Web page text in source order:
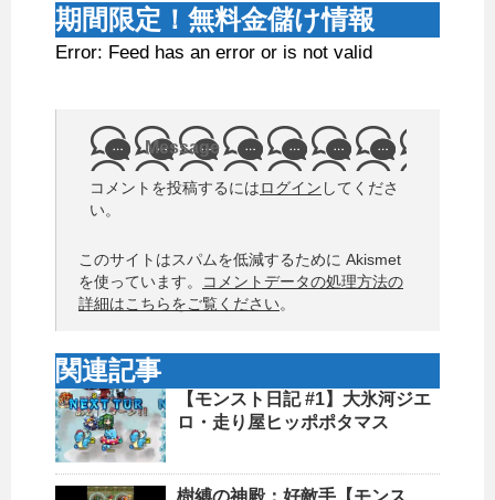
期間限定！無料金儲け情報
Error: Feed has an error or is not valid
Message
コメントを投稿するにはログイン してくださ
い。
このサイトはスパムを低減するために Akismet
を使っています。
コメントデータの処理方法の
詳細はこちらをご覧ください。
関連記事
【モンスト日記 #1】大氷河ジエ
ロ・走り屋ヒッポポタマス
樹縛の神殿：好敵手【モンス